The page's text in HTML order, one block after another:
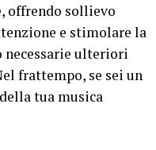
offrendo sollievo
e stimolare la
necessarie ulteriori
frattempo, se sei un
tua musica